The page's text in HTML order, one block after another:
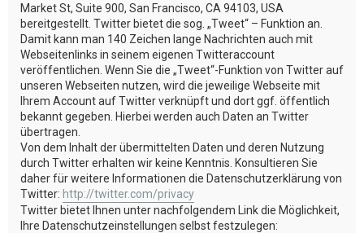
Market St, Suite 900, San Francisco, CA 94103, USA
bereitgestellt. Twitter bietet die sog. „Tweet“ – Funktion an.
Damit kann man 140 Zeichen lange Nachrichten auch mit
Webseitenlinks in seinem eigenen Twitteraccount
veröffentlichen. Wenn Sie die „Tweet“-Funktion von Twitter auf
unseren Webseiten nutzen, wird die jeweilige Webseite mit
Ihrem Account auf Twitter verknüpft und dort ggf. öffentlich
bekannt gegeben. Hierbei werden auch Daten an Twitter
übertragen.
Von dem Inhalt der übermittelten Daten und deren Nutzung
durch Twitter erhalten wir keine Kenntnis. Konsultieren Sie
daher für weitere Informationen die Datenschutzerklärung von
Twitter: http://twitter.com/privacy
Twitter bietet Ihnen unter nachfolgendem Link die Möglichkeit,
Ihre Datenschutzeinstellungen selbst festzulegen: